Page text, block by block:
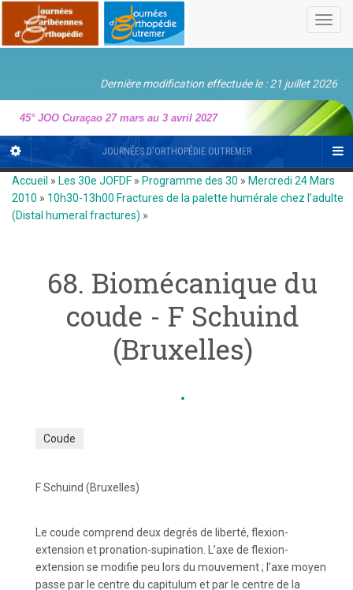
Dernière modification effectuée le : 21 juillet 2026
45° JOO Curaçao 27 mars au 3 avril 2027
JOURNÉES D'ORTHOPÉDIE OUTREMER
Accueil » Les 30e JOFDF » Programme des 30 » Mercredi 24 Mars
2010 » 10h30-13h00 Fractures de la palette humérale chez l’adulte
(Distal humeral fractures) »
68. Biomécanique du
coude - F Schuind
(Bruxelles)
Coude
F Schuind (Bruxelles)
Le coude comprend deux degrés de liberté, flexion-
extension et pronation-supination. L’axe de flexion-
extension se modifie peu lors du mouvement ; l’axe moyen
passe par le centre du capitulum et par le centre de la